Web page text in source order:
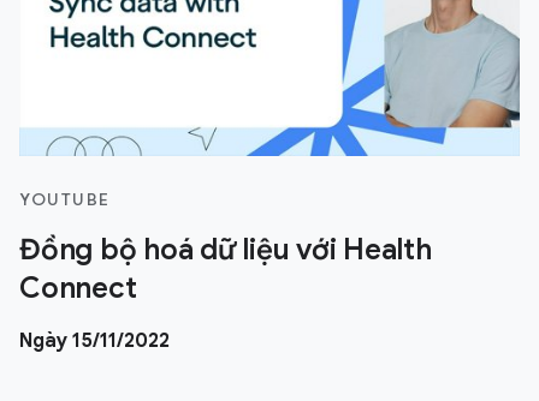
YOUTUBE
Đồng bộ hoá dữ liệu với Health
Connect
Ngày 15/11/2022